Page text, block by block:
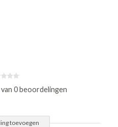
0 beoordelingen
toevoegen